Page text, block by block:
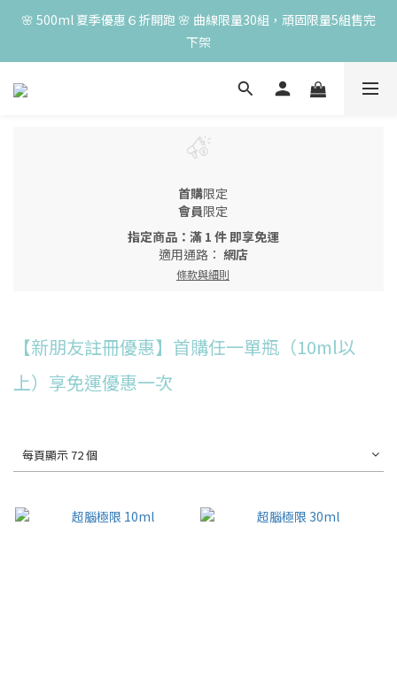
😍 50ml 任一瓶結帳享 8 折，任三瓶享 75 折，任五瓶享 7 折！想
大量訂購另有優惠，快來私訊小編哦 👉
🌸 500ml 夏季優惠６折開跑 🌸 曲線限量30組，頑固限量5組售完
下架
😍 50ml 任一瓶結帳享 8 折，任三瓶享 75 折，任五瓶享 7 折！想
首購限定
會員限定
指定商品：滿 1 件 即享免運
適用通路： 網店
條款與細則
【新朋友註冊優惠】首購任一單瓶（10ml以
上）享免運優惠一次
每頁顯示 72 個